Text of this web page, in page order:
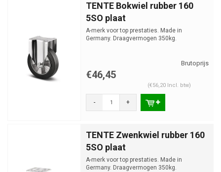
TENTE Bokwiel rubber 160
5SO plaat
A-merk voor top prestaties. Made in
Germany. Draagvermogen 350kg.
€46,45
(€56,20 Incl. btw)
- +
TENTE Zwenkwiel rubber 160
5SO plaat
A-merk voor top prestaties. Made in
Germany. Draagvermogen 350kg.